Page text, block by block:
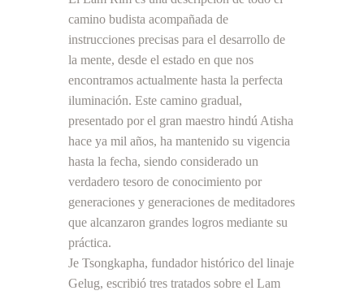
camino budista acompañada de
instrucciones precisas para el desarrollo de
la mente, desde el estado en que nos
encontramos actualmente hasta la perfecta
iluminación. Este camino gradual,
presentado por el gran maestro hindú Atisha
hace ya mil años, ha mantenido su vigencia
hasta la fecha, siendo considerado un
verdadero tesoro de conocimiento por
generaciones y generaciones de meditadores
que alcanzaron grandes logros mediante su
práctica.
Je Tsongkapha, fundador histórico del linaje
Gelug, escribió tres tratados sobre el Lam